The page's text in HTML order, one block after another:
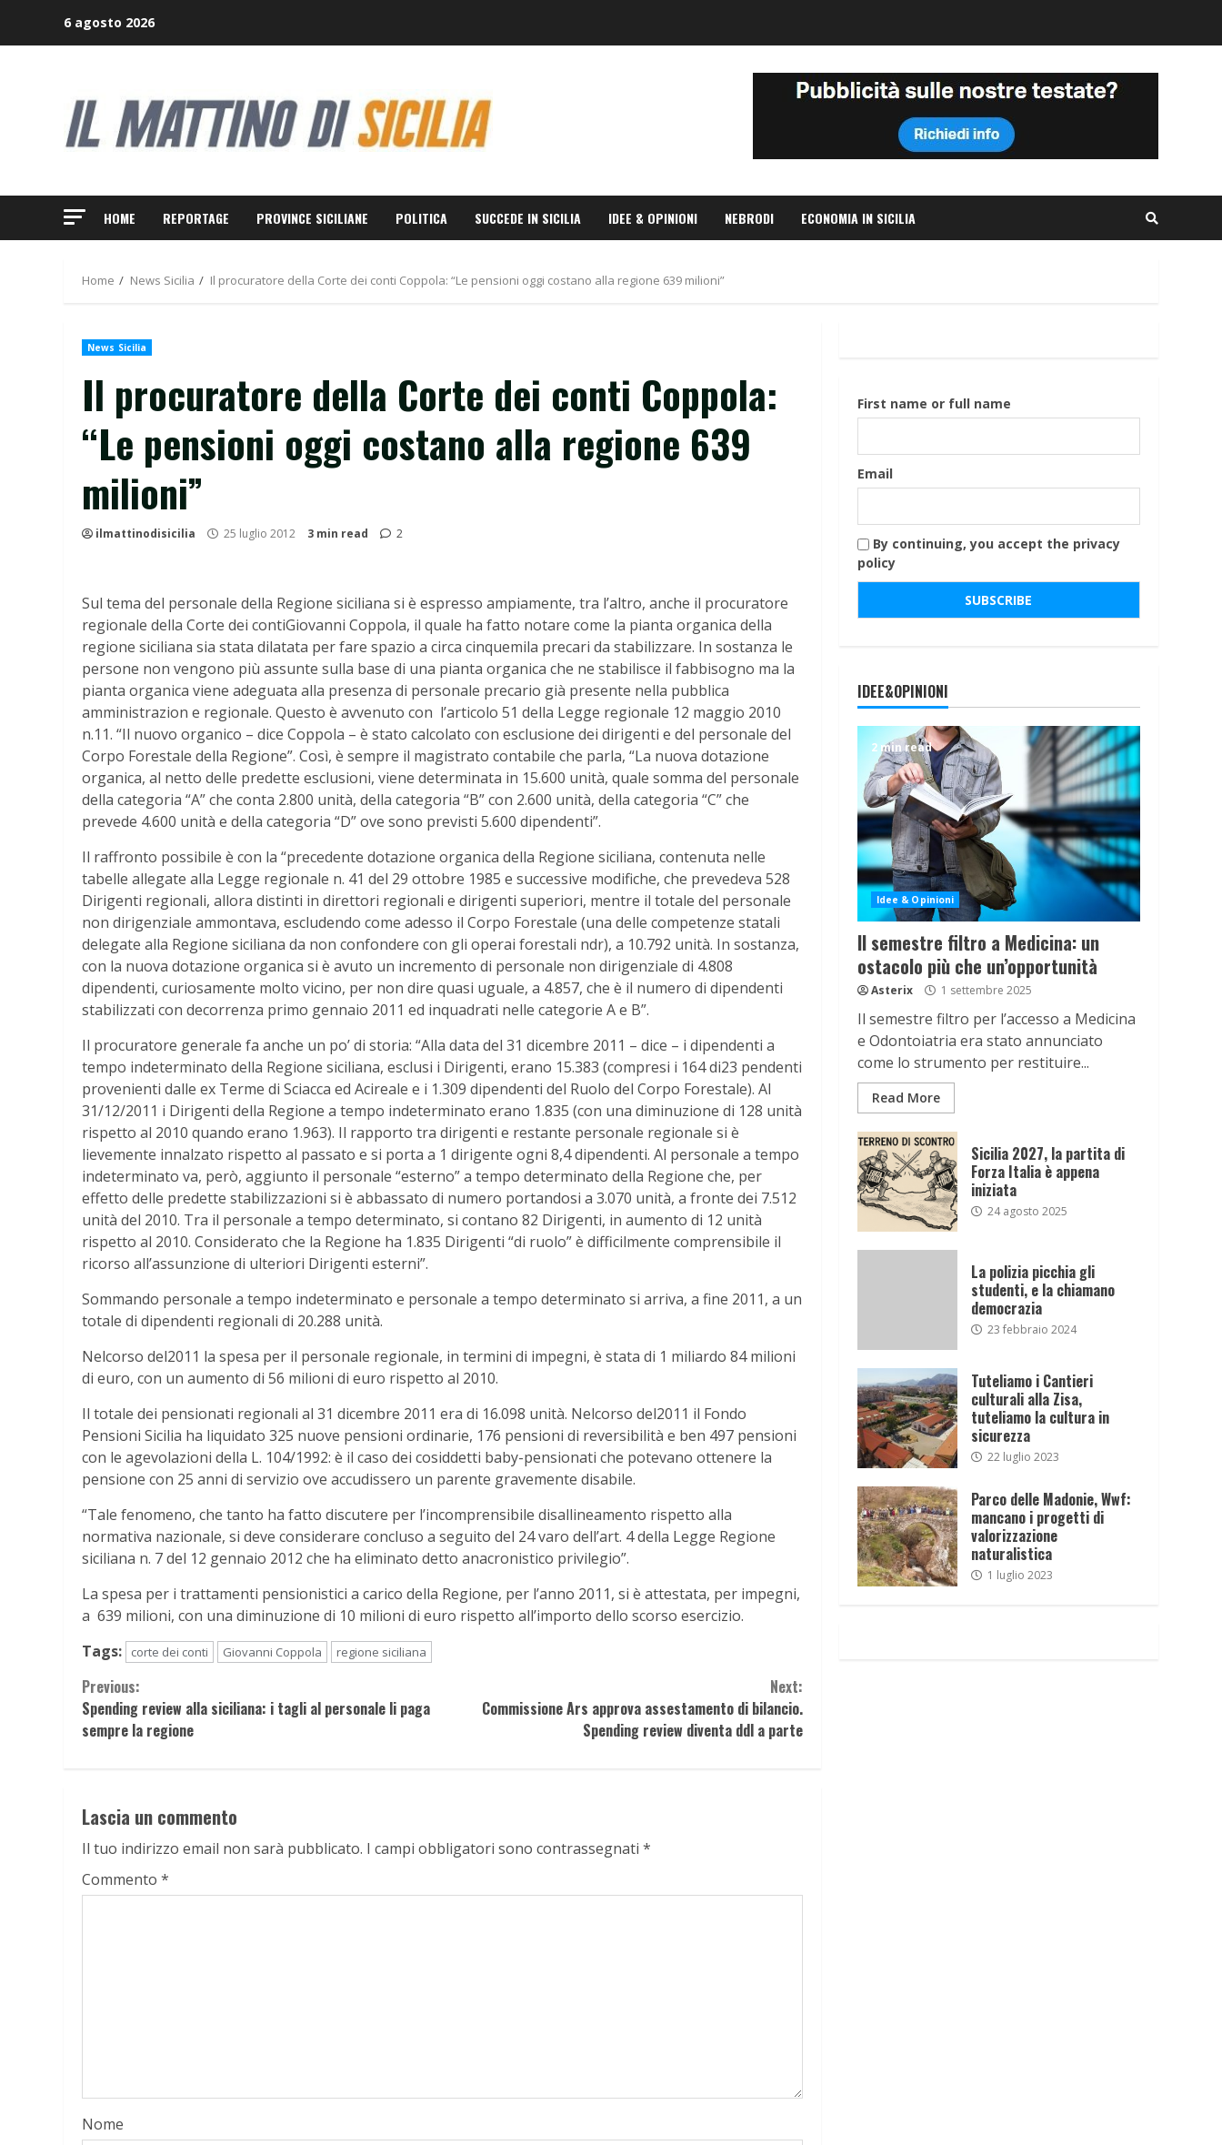
6 agosto 2026
HOME REPORTAGE PROVINCE SICILIANE POLITICA SUCCEDE IN SICILIA IDEE & OPINIONI NEBRODI ECONOMIA IN SICILIA
Home News Sicilia Il procuratore della Corte dei conti Coppola: “Le pensioni oggi costano alla regione 639 milioni”
News Sicilia
Il procuratore della Corte dei conti Coppola:
“Le pensioni oggi costano alla regione 639
milioni”
ilmattinodisicilia 25 luglio 2012 3 min read 2
Sul tema del personale della Regione siciliana si è espresso ampiamente, tra l’altro, anche il procuratore
regionale della Corte dei contiGiovanni Coppola, il quale ha fatto notare come la pianta organica della
regione siciliana sia stata dilatata per fare spazio a circa cinquemila precari da stabilizzare. In sostanza le
persone non vengono più assunte sulla base di una pianta organica che ne stabilisce il fabbisogno ma la
pianta organica viene adeguata alla presenza di personale precario già presente nella pubblica
amministrazion e regionale. Questo è avvenuto con l’articolo 51 della Legge regionale 12 maggio 2010
n.11. “Il nuovo organico – dice Coppola – è stato calcolato con esclusione dei dirigenti e del personale del
Corpo Forestale della Regione”. Così, è sempre il magistrato contabile che parla, “La nuova dotazione
organica, al netto delle predette esclusioni, viene determinata in 15.600 unità, quale somma del personale
della categoria “A” che conta 2.800 unità, della categoria “B” con 2.600 unità, della categoria “C” che
prevede 4.600 unità e della categoria “D” ove sono previsti 5.600 dipendenti”.
Il raffronto possibile è con la “precedente dotazione organica della Regione siciliana, contenuta nelle
tabelle allegate alla Legge regionale n. 41 del 29 ottobre 1985 e successive modifiche, che prevedeva 528
Dirigenti regionali, allora distinti in direttori regionali e dirigenti superiori, mentre il totale del personale
non dirigenziale ammontava, escludendo come adesso il Corpo Forestale (una delle competenze statali
delegate alla Regione siciliana da non confondere con gli operai forestali ndr), a 10.792 unità. In sostanza,
con la nuova dotazione organica si è avuto un incremento di personale non dirigenziale di 4.808
dipendenti, curiosamente molto vicino, per non dire quasi uguale, a 4.857, che è il numero di dipendenti
stabilizzati con decorrenza primo gennaio 2011 ed inquadrati nelle categorie A e B”.
Il procuratore generale fa anche un po’ di storia: “Alla data del 31 dicembre 2011 – dice – i dipendenti a
tempo indeterminato della Regione siciliana, esclusi i Dirigenti, erano 15.383 (compresi i 164 di23 pendenti
provenienti dalle ex Terme di Sciacca ed Acireale e i 1.309 dipendenti del Ruolo del Corpo Forestale). Al
31/12/2011 i Dirigenti della Regione a tempo indeterminato erano 1.835 (con una diminuzione di 128 unità
rispetto al 2010 quando erano 1.963). Il rapporto tra dirigenti e restante personale regionale si è
lievemente innalzato rispetto al passato e si porta a 1 dirigente ogni 8,4 dipendenti. Al personale a tempo
indeterminato va, però, aggiunto il personale “esterno” a tempo determinato della Regione che, per
effetto delle predette stabilizzazioni si è abbassato di numero portandosi a 3.070 unità, a fronte dei 7.512
unità del 2010. Tra il personale a tempo determinato, si contano 82 Dirigenti, in aumento di 12 unità
rispetto al 2010. Considerato che la Regione ha 1.835 Dirigenti “di ruolo” è difficilmente comprensibile il
ricorso all’assunzione di ulteriori Dirigenti esterni”.
Sommando personale a tempo indeterminato e personale a tempo determinato si arriva, a fine 2011, a un
totale di dipendenti regionali di 20.288 unità.
Nelcorso del2011 la spesa per il personale regionale, in termini di impegni, è stata di 1 miliardo 84 milioni
di euro, con un aumento di 56 milioni di euro rispetto al 2010.
Il totale dei pensionati regionali al 31 dicembre 2011 era di 16.098 unità. Nelcorso del2011 il Fondo
Pensioni Sicilia ha liquidato 325 nuove pensioni ordinarie, 176 pensioni di reversibilità e ben 497 pensioni
con le agevolazioni della L. 104/1992: è il caso dei cosiddetti baby-pensionati che potevano ottenere la
pensione con 25 anni di servizio ove accudissero un parente gravemente disabile.
“Tale fenomeno, che tanto ha fatto discutere per l’incomprensibile disallineamento rispetto alla
normativa nazionale, si deve considerare concluso a seguito del 24 varo dell’art. 4 della Legge Regione
siciliana n. 7 del 12 gennaio 2012 che ha eliminato detto anacronistico privilegio”.
La spesa per i trattamenti pensionistici a carico della Regione, per l’anno 2011, si è attestata, per impegni,
a 639 milioni, con una diminuzione di 10 milioni di euro rispetto all’importo dello scorso esercizio.
Tags:
corte dei conti Giovanni Coppola regione siciliana
Continue
Reading
Previous:
Spending review alla siciliana: i tagli al personale li paga
sempre la regione
Next:
Commissione Ars approva assestamento di bilancio.
Spending review diventa ddl a parte
Lascia un commento
Il tuo indirizzo email non sarà pubblicato. I campi obbligatori sono contrassegnati *
Commento *
Nome
First name or full name
Email
By continuing, you accept the privacy
policy
IDEE&OPINIONI
2 min read
Idee & Opinioni
Il semestre filtro a Medicina: un
ostacolo più che un’opportunità
Asterix 1 settembre 2025
Il semestre filtro per l’accesso a Medicina
e Odontoiatria era stato annunciato
come lo strumento per restituire...
Read More
Sicilia 2027, la partita di
Forza Italia è appena
iniziata
24 agosto 2025
La polizia picchia gli
studenti, e la chiamano
democrazia
23 febbraio 2024
Tuteliamo i Cantieri
culturali alla Zisa,
tuteliamo la cultura in
sicurezza
22 luglio 2023
Parco delle Madonie, Wwf:
mancano i progetti di
valorizzazione
naturalistica
1 luglio 2023